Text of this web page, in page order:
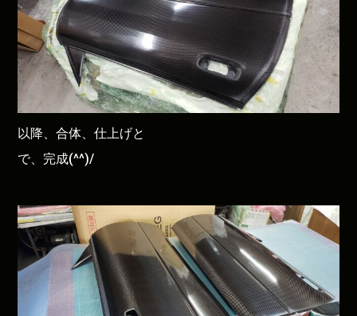
以降、合体、仕上げと
で、完成(^^)/